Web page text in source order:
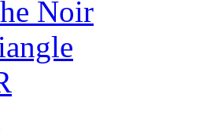
Noir